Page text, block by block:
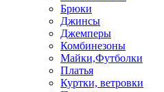
Брюки
Джинсы
Джемперы
Комбинезоны
Майки,Футболки
Платья
Куртки, ветровки